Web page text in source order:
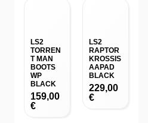
LS2
TORREN
T MAN
BOOTS
WP
BLACK
159,00
€
LS2
RAPTOR
KROSSIS
AAPAD
BLACK
229,00
€